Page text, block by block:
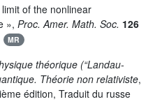
of the nonlinear
», Proc. Amer. Math. Soc. 126
MR
théorique (“Landau-
Théorie non relativiste,
édition, Traduit du russe